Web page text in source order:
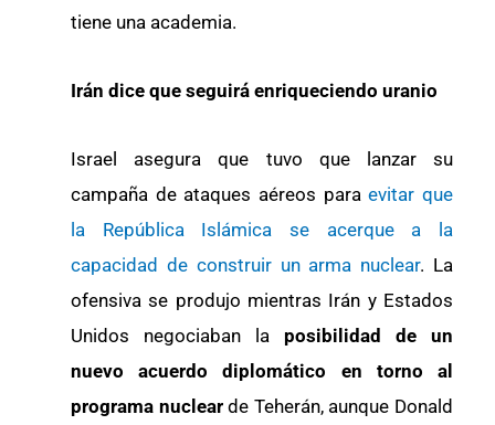
tiene una academia.
Irán dice que seguirá enriqueciendo uranio
Israel asegura que tuvo que lanzar su
campaña de ataques aéreos paraevitar que
la República Islámica se acerque a la
capacidad de construir un arma nuclear. La
ofensiva se produjo mientras Irán y Estados
Unidos negociaban la posibilidad de un
nuevo acuerdo diplomático
en torno al
programa nuclearde Teherán, aunque Donald